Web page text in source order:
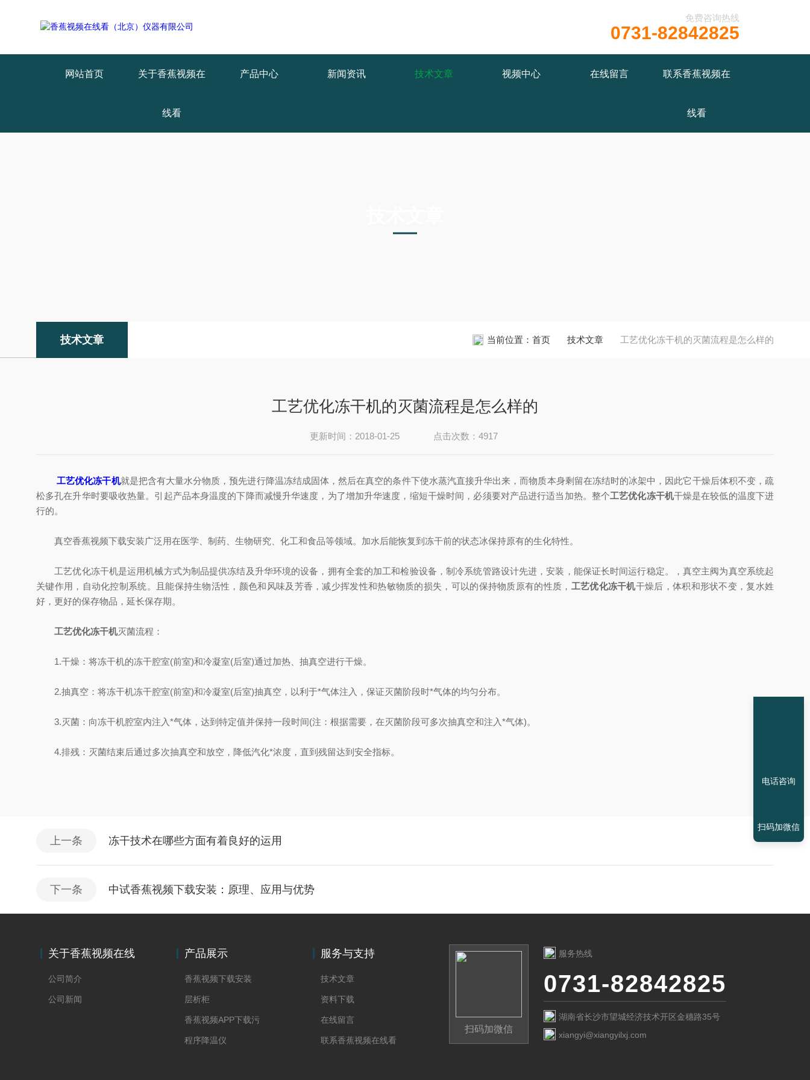
: mkdir(): No space left on device in 免费咨询热线
0731-82842825
网站首页 关于香蕉视频在
线看
产品中心 新闻资讯 技术文章 视频中心 在线留言 联系香蕉视频在
线看
技术文章 当前位置： 首页 技术文章 工艺优化冻干机的灭菌流程是怎么样的
工艺优化冻干机的灭菌流程是怎么样的
更新时间：2018-01-25 点击次数：4917
工艺优化冻干机就是把含有大量水分物质，预先进行降温冻结成固体，然后在真空的条件下使水蒸汽直接升华出来，而物质本身剩留在冻结时的冰架中，因此它干燥后体积不变，疏
松多孔在升华时要吸收热量。引起产品本身温度的下降而减慢升华速度，为了增加升华速度，缩短干燥时间，必须要对产品进行适当加热。整个工艺优化冻干机干燥是在较低的温度下进
行的。
真空香蕉视频下载安装广泛用在医学、制药、生物研究、化工和食品等领域。加水后能恢复到冻干前的状态冰保持原有的生化特性。
工艺优化冻干机是运用机械方式为制品提供冻结及升华环境的设备，拥有全套的加工和检验设备，制冷系统管路设计先进，安装，能保证长时间运行稳定。，真空主阀为真空系统起
关键作用，自动化控制系统。且能保持生物活性，颜色和风味及芳香，减少挥发性和热敏物质的损失，可以的保持物质原有的性质， 工艺优化冻干机干燥后，体积和形状不变，复水姓
好，更好的保存物品，延长保存期。
工艺优化冻干机灭菌流程：
1.干燥：将冻干机的冻干腔室(前室)和冷凝室(后室)通过加热、抽真空进行干燥。
2.抽真空：将冻干机冻干腔室(前室)和冷凝室(后室)抽真空，以利于*气体注入，保证灭菌阶段时*气体的均匀分布。
3.灭菌：向冻干机腔室内注入*气体，达到特定值并保持一段时间(注：根据需要，在灭菌阶段可多次抽真空和注入*气体)。
4.排残：灭菌结束后通过多次抽真空和放空，降低汽化*浓度，直到残留达到安全指标。
上一条 冻干技术在哪些方面有着良好的运用
下一条 中试香蕉视频下载安装：原理、应用与优势
关于香蕉视频在线
公司简介
公司新闻
产品展示
香蕉视频下载安装
层析柜
香蕉视频APP下载污
程序降温仪
服务与支持
技术文章
资料下载
在线留言
联系香蕉视频在线看
扫码加微信
服务热线
0731-82842825
湖南省长沙市望城经济技术开区金穗路35号
xiangyi@xiangyilxj.com
电话咨询
扫码加微信